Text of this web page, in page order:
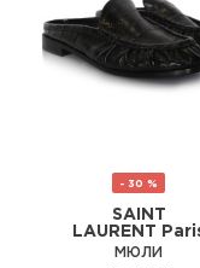
- 30 %
SAINT
LAURENT
МЮЛИ